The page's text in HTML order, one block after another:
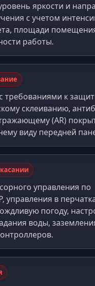
яркости и
с учетом
площади
работы.
требованиями к
склеиванию,
(AR)
виду передней
управления по
управления в
погоду,
воды,